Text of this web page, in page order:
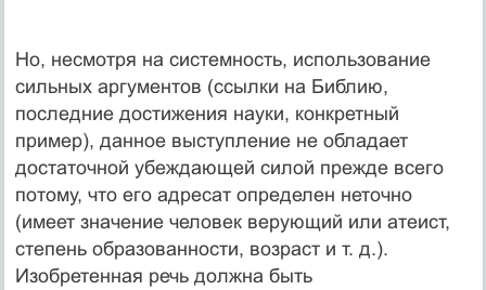
Но, несмотря на системность, использование
сильных аргументов (ссылки на Библию,
последние достижения науки, конкретный
пример), данное выступление не обладает
достаточной убеждающей силой прежде всего
потому, что его адресат определен неточно
(имеет значение человек верующий или атеист,
степень образованности, возраст и т. д.).
Изобретенная речь должна быть